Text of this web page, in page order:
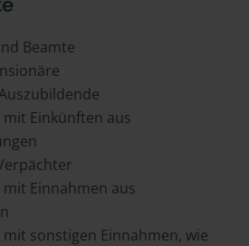
Beamte
Einkünften aus
Einnahmen aus
sonstigen Einnahmen, wie